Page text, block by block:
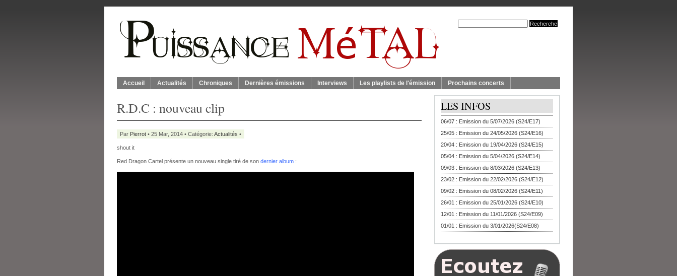
Accueil Actualités Chroniques Dernières émissions Interviews Les playlists de l'émission Prochains concerts
R.D.C : nouveau clip
Par Pierrot • 25 Mar, 2014 • Catégorie: Actualités •
shout it
Red Dragon Cartel présente un nouveau single tiré de son dernier album :
LES INFOS
06/07 : Emission du 5/07/2026 (S24/E17)
25/05 : Emission du 24/05/2026 (S24/E16)
20/04 : Emission du 19/04/2026 (S24/E15)
05/04 : Emission du 5/04/2026 (S24/E14)
09/03 : Emission du 8/03/2026 (S24/E13)
23/02 : Emission du 22/02/2026 (S24/E12)
09/02 : Emission du 08/02/2026 (S24/E11)
26/01 : Emission du 25/01/2026 (S24/E10)
12/01 : Emission du 11/01/2026 (S24/E09)
01/01 : Emission du 3/01/2026(S24/E08)